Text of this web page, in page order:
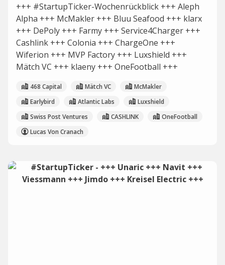
+++ #StartupTicker-Wochenrückblick +++ Aleph
Alpha +++ McMakler +++ Bluu Seafood +++ klarx
+++ DePoly +++ Farmy +++ Service4Charger +++
Cashlink +++ Colonia +++ ChargeOne +++
Wiferion +++ MVP Factory +++ Luxshield +++
Mätch VC +++ klaeny +++ OneFootball +++
468 Capital Mätch VC
McMakler
Earlybird
Atlantic Labs
Luxshield
Swiss Post Ventures
CASHLINK
OneFootball
Lucas Von Cranach